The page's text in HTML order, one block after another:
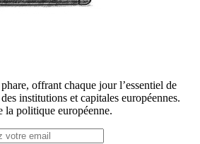
offrant chaque jour l’essentiel de
institutions et capitales européennes.
la politique européenne.